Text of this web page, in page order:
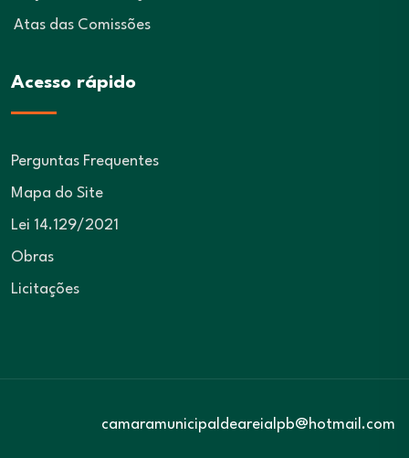
Atas das Comissões
Acesso rápido
Perguntas Frequentes
Mapa do Site
Lei 14.129/2021
Obras
Licitações
camaramunicipaldeareialpb@hotmail.com